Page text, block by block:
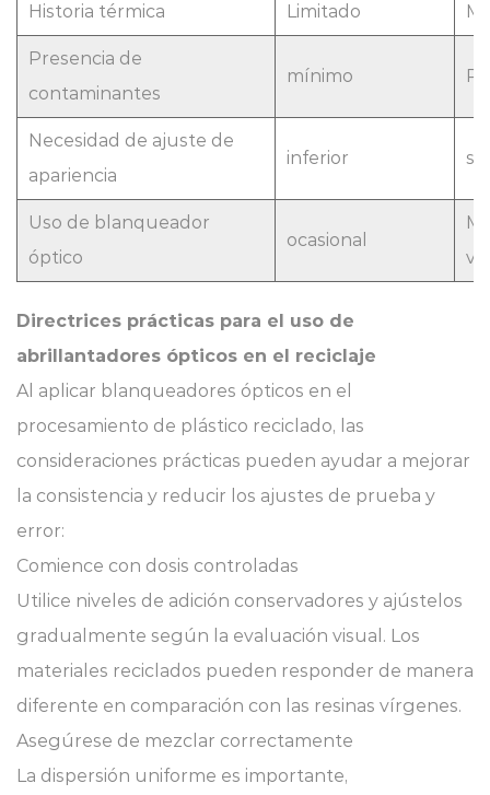
Historia térmica Limitado
Presencia de
contaminantes
mínimo
Necesidad de ajuste de
apariencia
inferior
Uso de blanqueador
óptico
ocasional
Directrices prácticas para el uso de
abrillantadores ópticos en el reciclaje
Al aplicar blanqueadores ópticos en el
procesamiento de plástico reciclado, las
consideraciones prácticas pueden ayudar a mejorar
la consistencia y reducir los ajustes de prueba y
error:
Comience con dosis controladas
Utilice niveles de adición conservadores y ajústelos
gradualmente según la evaluación visual. Los
materiales reciclados pueden responder de manera
diferente en comparación con las resinas vírgenes.
Asegúrese de mezclar correctamente
La dispersión uniforme es importante,